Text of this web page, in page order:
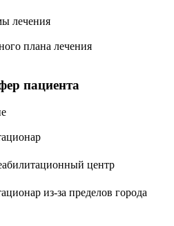
лечения
плана лечения
пациента
центр
из-за пределов города